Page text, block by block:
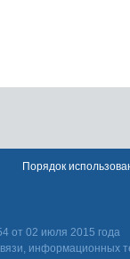
от 02 июля 2015 года
информационных
Порядок